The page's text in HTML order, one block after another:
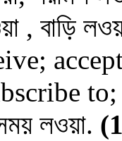
, বাড়ি
to;
লওয়া.